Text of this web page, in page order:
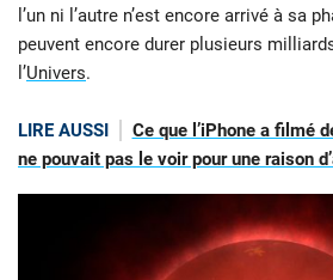
l’un ni l’autre n’est encore arrivé à sa
peuvent encore durer plusieurs
l’Univers.
LIRE AUSSI
Ce que l’iPhone a filmé
ne pouvait pas le voir pour une raison